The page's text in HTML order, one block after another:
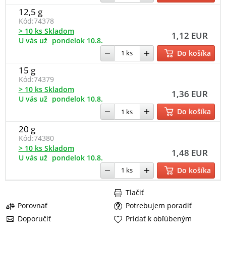
12,5 g
Kód:74378
1,12 EUR
> 10 ks Skladom
U vás už pondelok 10.8.
Do košíka
15 g
Kód:74379
1,36 EUR
> 10 ks Skladom
U vás už pondelok 10.8.
Do košíka
20 g
Kód:74380
1,48 EUR
> 10 ks Skladom
U vás už pondelok 10.8.
Do košíka
Porovnať
Potrebujem poradiť
Doporučiť
Tlačiť
Pridať k obľúbeným